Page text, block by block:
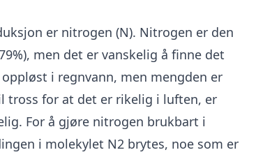
er nitrogen (N). Nitrogen er den
men det er vanskelig å finne det
i regnvann, men mengden er
tross for at det er rikelig i luften, er
For å gjøre nitrogen brukbart i
i molekylet N2 brytes, noe som er